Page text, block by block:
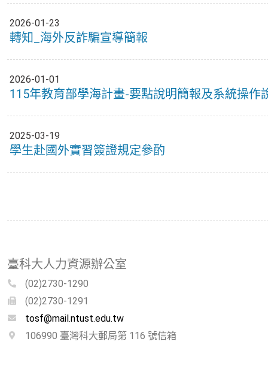
2026-01-23
轉知_海外反詐騙宣導簡報
2026-01-01
115年教育部學海計畫-要點說明簡報及系統操作
2025-03-19
學生赴國外實習簽證規定參酌
臺科大人力資源辦公室
(02)2730-1290
(02)2730-1291
tosf@mail.ntust.edu.tw
106990 臺灣科大郵局第 116 號信箱